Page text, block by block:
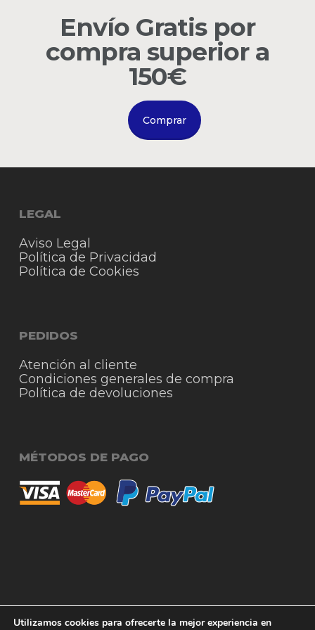
Go to shop
Subtotal: 0,00
Envío Gratis por
compra superior a
150€
Comprar
LEGAL
Aviso Legal
Política de Privacidad
Política de Cookies
PEDIDOS
Atención al cliente
Condiciones generales de compra
Política de devoluciones
MÉTODOS DE PAGO
© 2026 RigmoSur. Proyecto realizado por Grado
Creativo Agencia de Publicidad
Utilizamos cookies para ofrecerte la mejor experiencia en